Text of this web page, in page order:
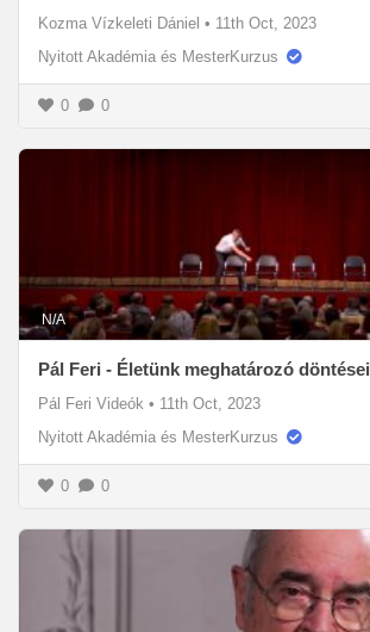
Kozma Vízkeleti Dániel • 11th Oct, 2023
Nyitott Akadémia és MesterKurzus
0 0
N/A
Pál Feri - Életünk meghatározó döntései
Pál Feri Videók • 11th Oct, 2023
Nyitott Akadémia és MesterKurzus
0 0